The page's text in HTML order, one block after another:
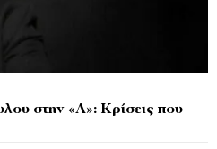
στην «Α»: Κρίσεις που